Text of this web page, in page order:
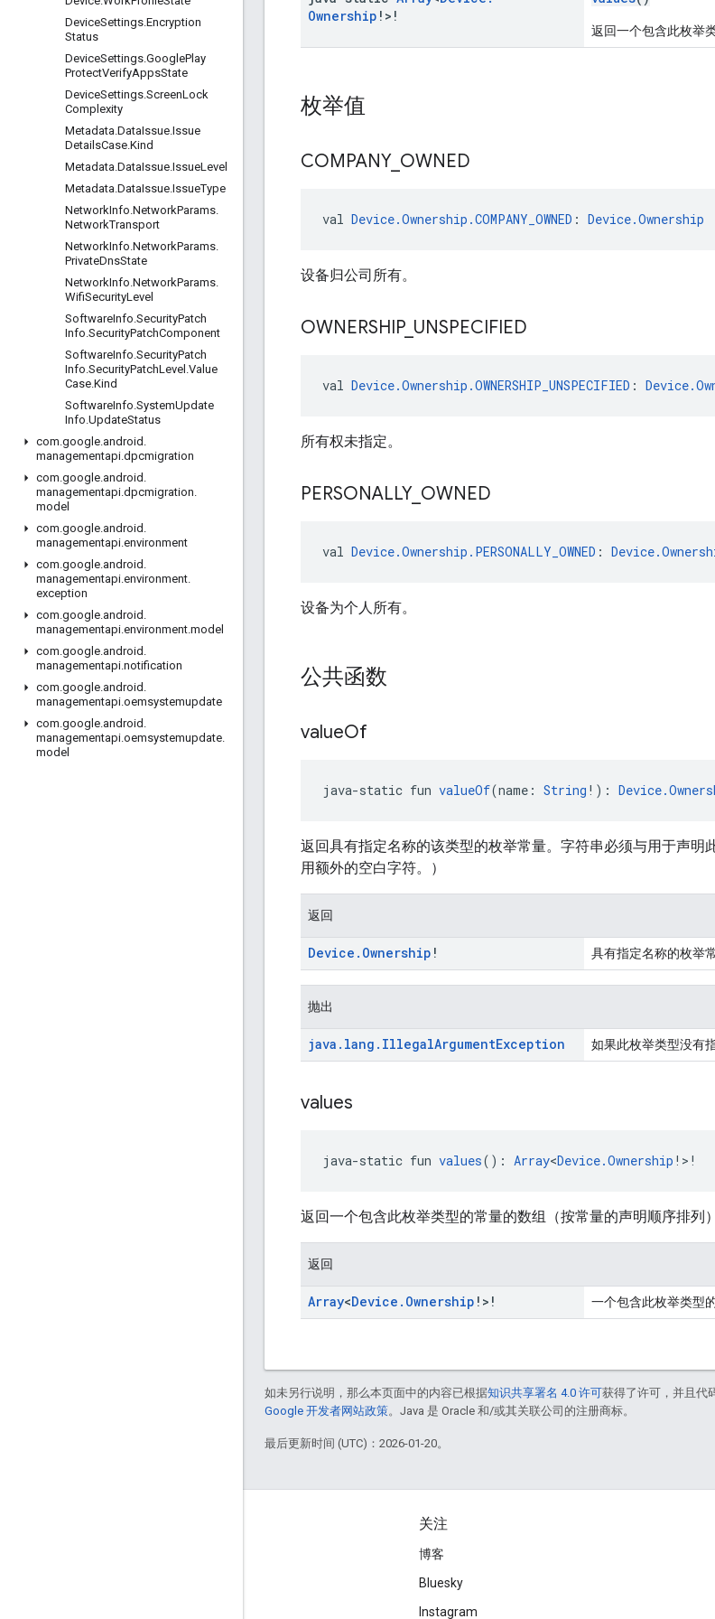
DeviceSettings.Encryption
Status
DeviceSettings.GooglePlay
ProtectVerifyAppsState
DeviceSettings.ScreenLock
Complexity
Metadata.DataIssue.Issue
DetailsCase.Kind
Metadata.DataIssue.IssueLevel
Metadata.DataIssue.IssueType
NetworkInfo.NetworkParams.
NetworkTransport
NetworkInfo.NetworkParams.
PrivateDnsState
NetworkInfo.NetworkParams.
WifiSecurityLevel
SoftwareInfo.SecurityPatch
Info.SecurityPatchComponent
SoftwareInfo.SecurityPatch
Info.SecurityPatchLevel .Value
Case.Kind
SoftwareInfo.SystemUpdate
Info.UpdateStatus
com.google.android .
managementapi.dpcmigration
com.google.android .
managementapi.dpcmigration.
model
com.google.android .
managementapi.environment
com.google.android .
managementapi.environment.
exception
com.google.android .
managementapi.environment.model
com.google.android .
managementapi.notification
com.google.android .
managementapi.oemsystemupdate
com.google.android .
managementapi.oemsystemupdate.
model
Ownership !>!
返回一个包含此枚举
枚举值
COMPANY_ OWNED
val Device.Ownership.COMPANY_OWNED : Device.Ownership
设备归公司所有。
OWNERSHIP_ UNSPECIFIED
val Device.Ownership.OWNERSHIP_UNSPECIFIED :
所有权未指定。
PERSONALLY_ OWNED
val Device.Ownership.PERSONALLY_OWNED :
设备为个人所有。
公共函数
valueOf
java-static fun valueOf(name: String !):
返回具有指定名称的该类型的枚举常量。字符串必须与用于声明
用额外的空白字符。）
返回
Device . Ownership ! 具有指定名称的枚举
抛出
java . lang . IllegalArgumentException 如果此枚举类型没有
values
java-static fun values(): Array<Device.Ownership !>!
返回一个包含此枚举类型的常量的数组（按常量的声明顺序排列
返回
Array<Device . Ownership !>! 一个包含此枚举类型
如未另行说明，那么本页面中的内容已根据知识共享署名 4.0 许可获得了许可，并且代
Google 开发者网站政策。Java 是 Oracle 和/或其关联公司的注册商标。
最后更新时间 (UTC)：2026-01-20。
关注
博客
Bluesky
Instagram